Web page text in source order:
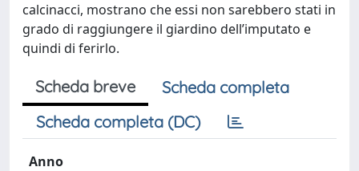
calcinacci, mostrano che essi non sarebbero stati in
grado di raggiungere il giardino dell’imputato e
quindi di ferirlo.
Scheda breve
Scheda completa
Scheda completa (DC)
Anno